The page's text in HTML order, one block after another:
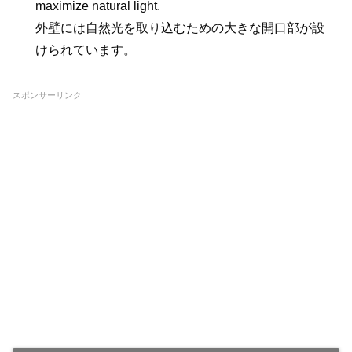
maximize natural light.
外壁には自然光を取り込むための大きな開口部が設
けられています。
スポンサーリンク